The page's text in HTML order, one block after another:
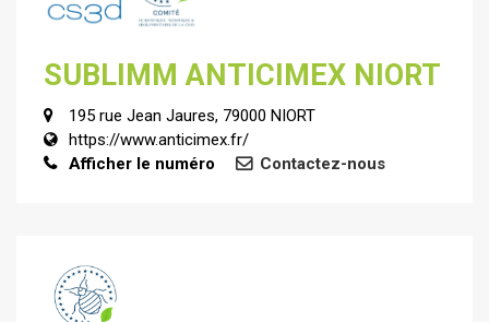
SUBLIMM ANTICIMEX NIORT
195 rue Jean Jaures, 79000 NIORT
https://www.anticimex.fr/
Afficher le numéro
Contactez-nous